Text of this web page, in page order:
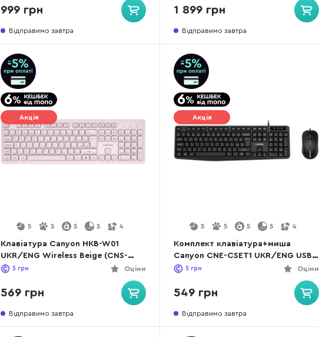
999 грн
Відправимо завтра
1 899 грн
Відправимо завтра
Акція
5 5 5 5 4
Клавіатура Canyon HKB-W01
UKR/ENG Wireless Beige (CNS-
HKBW01BG)
Оціни
5 грн
569 грн
Відправимо завтра
Акція
5 5 5 5 4
Комплект клавіатура+миша
Canyon CNE-CSET1 UKR/ENG USB
Black
Оціни
5 грн
549 грн
Відправимо завтра